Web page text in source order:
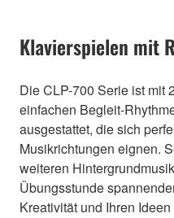
Klavierspielen mit
Die CLP-700 Serie ist mit
einfachen Begleit-
ausgestattet, die sich
Musikrichtungen eignen.
weiteren
Übungsstunde
Kreativität und Ihren